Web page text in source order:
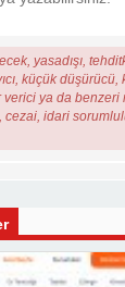
yasadışı,
küçük düşürücü,
verici ya da
cezai, idari